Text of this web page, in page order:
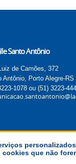
Santo Antônio
de Camões, 372
Antônio, Porto Alegre-RS
1078 ou (51) 3223-
que não